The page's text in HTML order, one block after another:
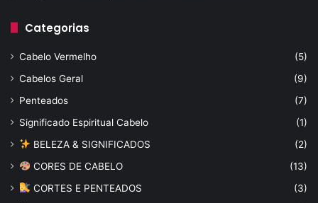
Categorias
Cabelo Vermelho
(5)
Cabelos Geral
(9)
Penteados
(7)
Significado Espiritual Cabelo
(1)
BELEZA & SIGNIFICADOS
(2)
CORES DE CABELO
(13)
CORTES E PENTEADOS
(3)